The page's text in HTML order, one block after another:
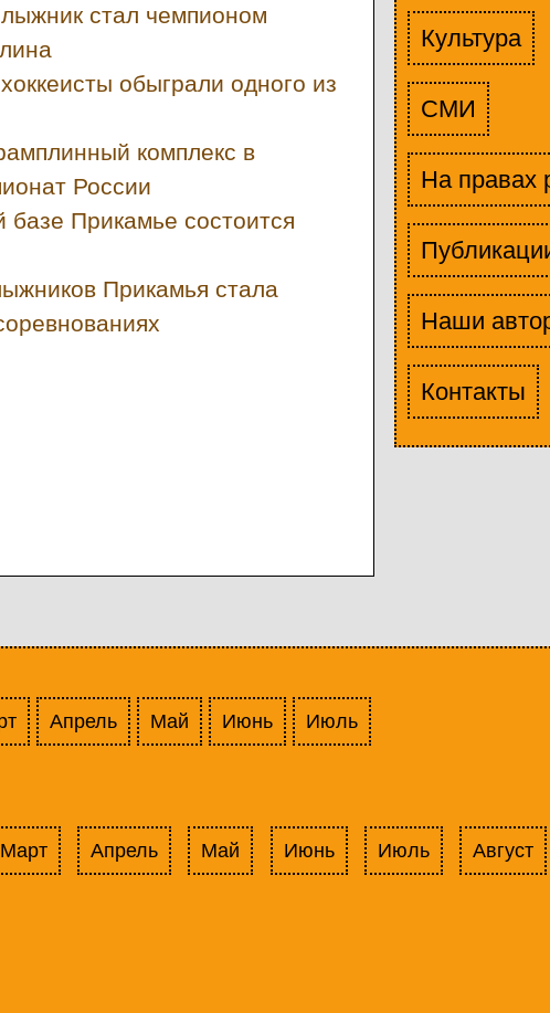
Культура
СМИ
На правах
Наши
Контакты
стал чемпионом
обыграли одного из
комплекс в
России
Прикамье состоится
Прикамья стала
Апрель Май Июнь Июль
Март Апрель Май Июнь Июль Август